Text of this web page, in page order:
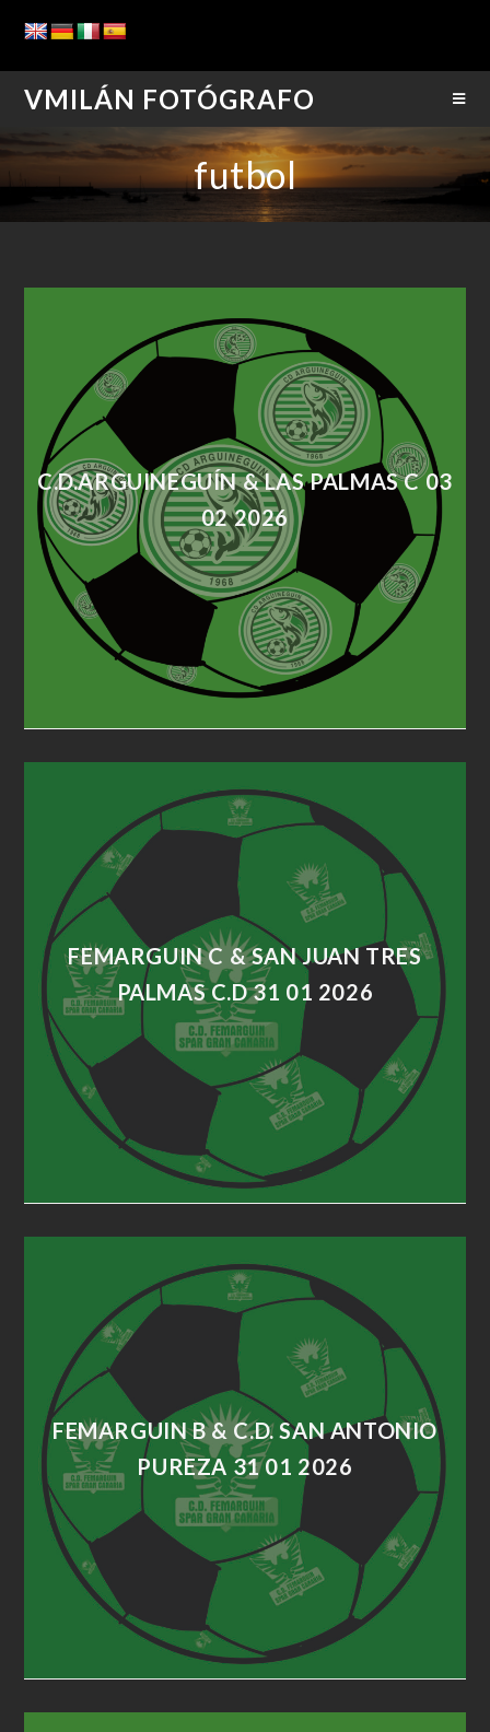
VMILÁN FOTÓGRAFO
futbol
C.D.ARGUINEGUÍN & LAS PALMAS C 03
02 2026
FEMARGUIN C & SAN JUAN TRES
PALMAS C.D 31 01 2026
FEMARGUIN B & C.D. SAN ANTONIO
PUREZA 31 01 2026